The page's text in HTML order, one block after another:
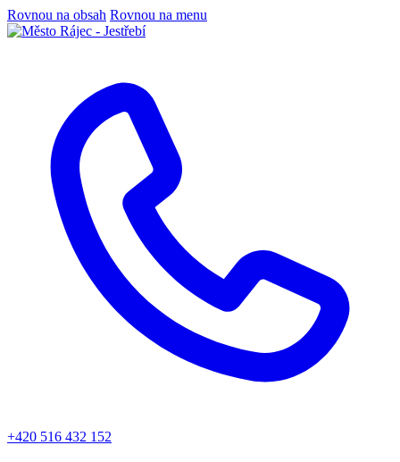
Rovnou na obsah Rovnou na menu
+420 516 432 152